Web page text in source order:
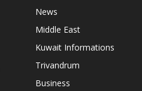
News
Middle East
Kuwait Informations
Trivandrum
Business